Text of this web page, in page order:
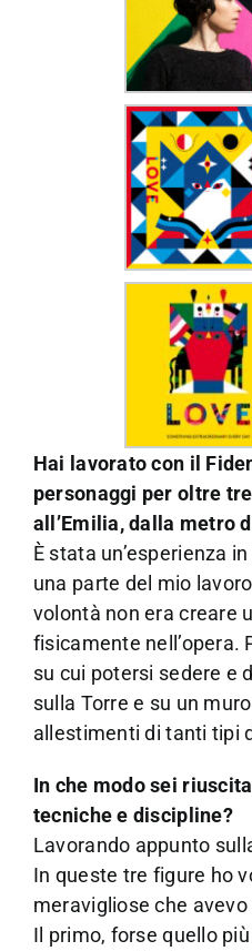
Hai lavorato con il
personaggi per oltre
all’Emilia, dalla metro
È stata un’esperienza
una parte del mio
volontà non era creare
fisicamente
su cui potersi sedere e
sulla Torre e su un
allestimenti di tanti tipi
In che modo sei
tecniche e discipline?
Lavorando appunto
In queste tre figure ho
meravigliose che
Il primo, forse quello